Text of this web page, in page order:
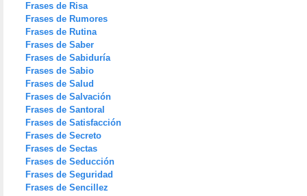
Frases de Risa
Frases de Rumores
Frases de Rutina
Frases de Saber
Frases de Sabiduría
Frases de Sabio
Frases de Salud
Frases de Salvación
Frases de Santoral
Frases de Satisfacción
Frases de Secreto
Frases de Sectas
Frases de Seducción
Frases de Seguridad
Frases de Sencillez